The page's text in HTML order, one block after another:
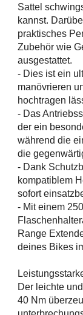
Sattel
kannst.
praktisches
Zubehör wie
ausgestattet.
- Dies ist ein
manövrieren
hochtragen
- Das
der ein
während die
die
- Dank
kompatiblem
sofort
- Mit einem
Range
deines Bikes
Der leichte
40 Nm